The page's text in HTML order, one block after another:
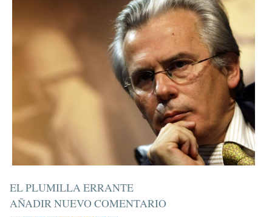
EL PLUMILLA ERRANTE
AÑADIR NUEVO COMENTARIO